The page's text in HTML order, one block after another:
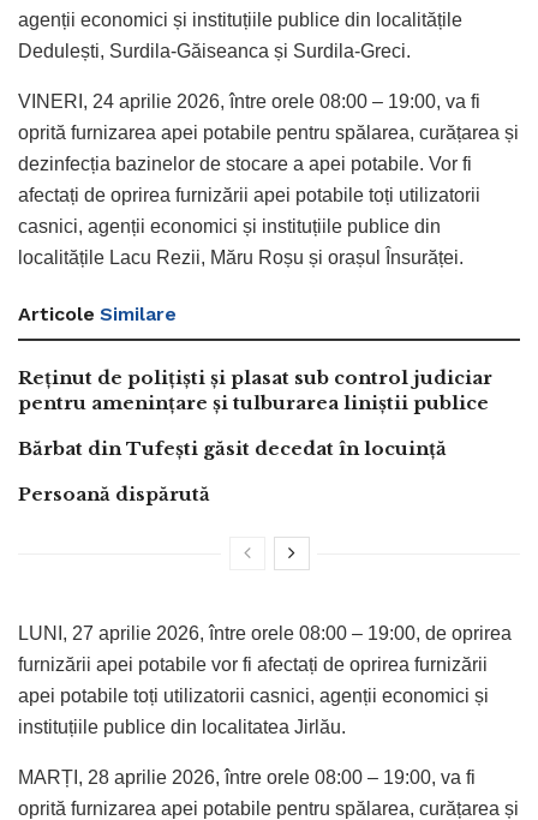
agenții economici și instituțiile publice din localitățile
Dedulești, Surdila-Găiseanca și Surdila-Greci.
VINERI, 24 aprilie 2026, între orele 08:00 – 19:00, va fi
oprită furnizarea apei potabile pentru spălarea, curățarea și
dezinfecția bazinelor de stocare a apei potabile. Vor fi
afectați de oprirea furnizării apei potabile toți utilizatorii
casnici, agenții economici și instituțiile publice din
localitățile Lacu Rezii, Măru Roșu și orașul Însurăței.
Articole Similare
Reținut de polițiști și plasat sub control judiciar
pentru amenințare și tulburarea liniștii publice
Bărbat din Tufești găsit decedat în locuință
Persoană dispărută
LUNI, 27 aprilie 2026, între orele 08:00 – 19:00, de oprirea
furnizării apei potabile vor fi afectați de oprirea furnizării
apei potabile toți utilizatorii casnici, agenții economici și
instituțiile publice din localitatea Jirlău.
MARȚI, 28 aprilie 2026, între orele 08:00 – 19:00, va fi
oprită furnizarea apei potabile pentru spălarea, curățarea și